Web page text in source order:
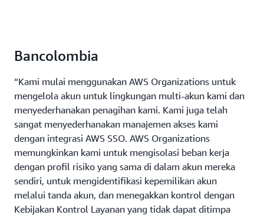
Bancolombia
“Kami mulai menggunakan AWS Organizations untuk
mengelola akun untuk lingkungan multi-akun kami dan
menyederhanakan penagihan kami. Kami juga telah
sangat menyederhanakan manajemen akses kami
dengan integrasi AWS SSO. AWS Organizations
memungkinkan kami untuk mengisolasi beban kerja
dengan profil risiko yang sama di dalam akun mereka
sendiri, untuk mengidentifikasi kepemilikan akun
melalui tanda akun, dan menegakkan kontrol dengan
Kebijakan Kontrol Layanan yang tidak dapat ditimpa